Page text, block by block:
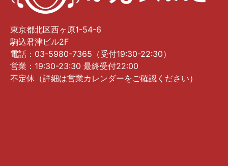
東京都北区西ヶ原1-54-6
駒込君津ビル2F
電話：03-5980-7365（受付19:30-22:30）
営業：19:30-23:30 最終受付22:00
不定休（詳細は営業カレンダーをご確認ください）